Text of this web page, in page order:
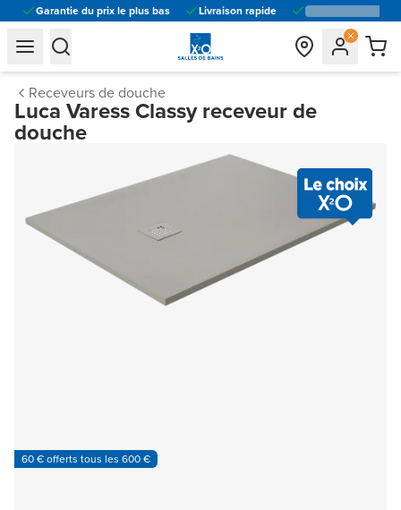
Garantie du prix le plus bas Livraison rapide
general.navigation.toggle_menu.label
general.navigation.toggle_menu.label
Receveurs de douche
Luca Varess Classy receveur de
douche
60 € offerts tous les 600 €